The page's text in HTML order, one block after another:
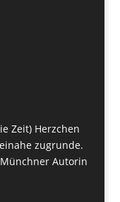
Zeit) Herzchen
zugrunde.
Autorin